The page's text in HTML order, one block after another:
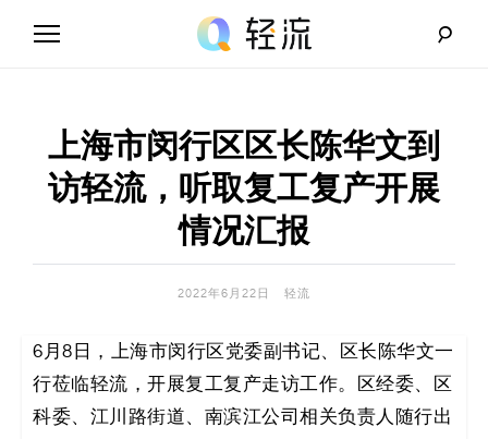
流
_
I
代
码
上海市闵行区区长陈华文到
访轻流，听取复工复产开展
情况汇报
2022年6月22日 轻流
6月8日，上海市闵行区党委副书记、区长陈华文一
行莅临轻流，开展复工复产走访工作。区经委、区
科委、江川路街道、南滨江公司相关负责人随行出